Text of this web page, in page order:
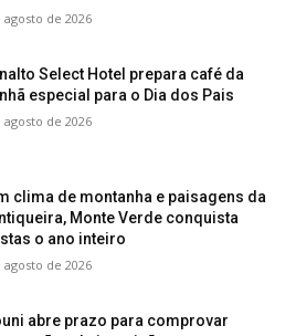
agosto de 2026
Select Hotel prepara café da
especial para o Dia dos Pais
agosto de 2026
clima de montanha e paisagens da
Monte Verde conquista
o ano inteiro
agosto de 2026
abre prazo para comprovar